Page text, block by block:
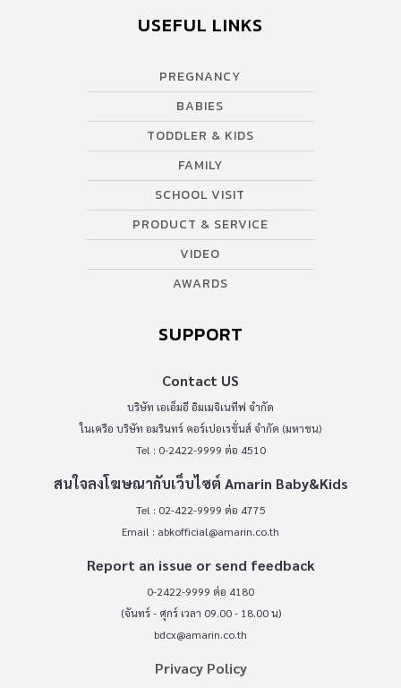
USEFUL LINKS
PREGNANCY
BABIES
TODDLER & KIDS
FAMILY
SCHOOL VISIT
PRODUCT & SERVICE
VIDEO
AWARDS
SUPPORT
Contact US
บริษัท เอเอ็มอี อิมเมจิเนทีฟ จำกัด
ในเครือ บริษัท อมรินทร์ คอร์เปอเรชั่นส์ จำกัด (มหาชน)
Tel : 0-2422-9999 ต่อ 4510
สนใจลงโฆษณากับเว็บไซต์ Amarin Baby&Kids
Tel : 02-422-9999 ต่อ 4775
Email : abkofficial@amarin.co.th
Report an issue or send feedback
0-2422-9999 ต่อ 4180
(จันทร์ - ศุกร์ เวลา 09.00 - 18.00 น)
bdcx@amarin.co.th
Privacy Policy